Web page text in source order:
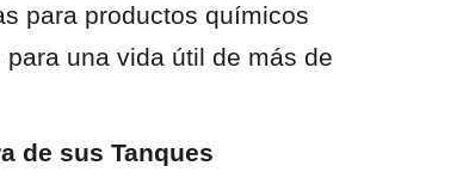
para productos químicos
una vida útil de más de
de sus Tanques